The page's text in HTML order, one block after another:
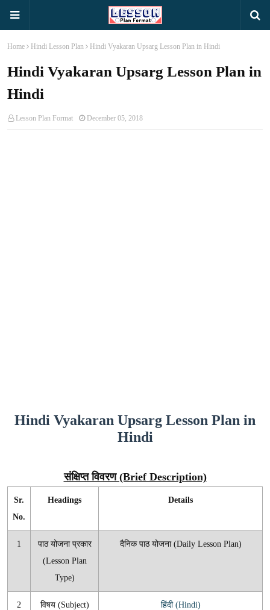
Home Hindi Lesson Plan Hindi Vyakaran Upsarg Lesson Plan in Hindi
Hindi Vyakaran Upsarg Lesson Plan in
Hindi
Lesson Plan Format December 05, 2018
Hindi Vyakaran Upsarg Lesson Plan in
Hindi
संक्षिप्त विवरण (Brief Description)
Sr.
No.
Headings Details
1
पाठ योजना प्रकार
(Lesson Plan
Type)
दैनिक पाठ योजना (Daily Lesson Plan)
2 विषय (Subject) हिंदी (Hindi)